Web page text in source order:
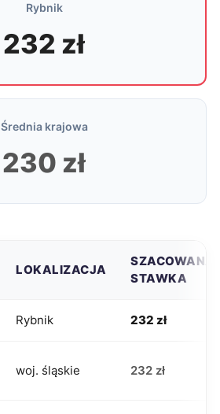
Rybnik
232 zł
Średnia krajowa
230 zł
LOKALIZACJA
SZACOWANA
STAWKA
Rybnik 232 zł
woj. śląskie 232 zł